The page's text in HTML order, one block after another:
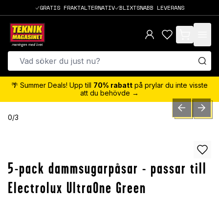
GRATIS FRAKTALTERNATIV BLIXTSNABB LEVERANS
items in cart,
🌴 Summer Deals! Upp till 70% rabatt på prylar du inte visste
att du behövde →
0/3 PREVIOUSNEXT
5-pack dammsugarpåsar - passar till
Electrolux UltraOne Green